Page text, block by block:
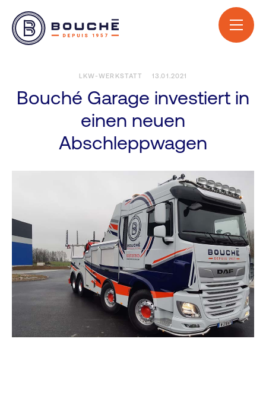
LKW-WERKSTATT 13.01.2021
Bouché Garage investiert in
einen neuen
Abschleppwagen